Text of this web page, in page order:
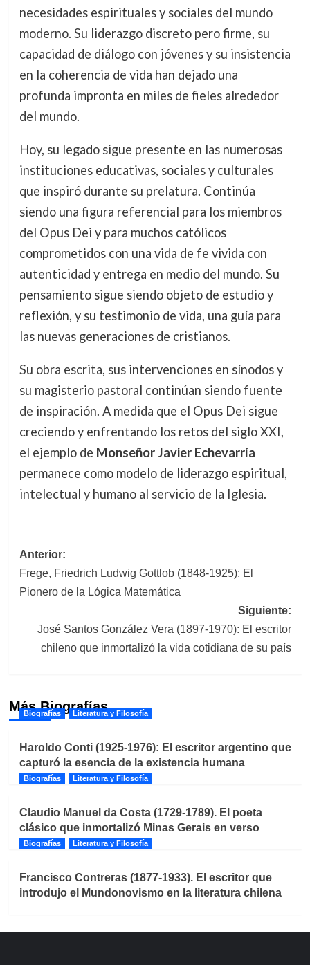
necesidades espirituales y sociales del mundo
moderno. Su liderazgo discreto pero firme, su
capacidad de diálogo con jóvenes y su insistencia
en la coherencia de vida han dejado una
profunda impronta en miles de fieles alrededor
del mundo.
Hoy, su legado sigue presente en las numerosas
instituciones educativas, sociales y culturales
que inspiró durante su prelatura. Continúa
siendo una figura referencial para los miembros
del Opus Dei y para muchos católicos
comprometidos con una vida de fe vivida con
autenticidad y entrega en medio del mundo. Su
pensamiento sigue siendo objeto de estudio y
reflexión, y su testimonio de vida, una guía para
las nuevas generaciones de cristianos.
Su obra escrita, sus intervenciones en sínodos y
su magisterio pastoral continúan siendo fuente
de inspiración. A medida que el Opus Dei sigue
creciendo y enfrentando los retos del siglo XXI,
el ejemplo de Monseñor Javier Echevarría
permanece como modelo de liderazgo espiritual,
intelectual y humano al servicio de la Iglesia.
Navegación
de
Anterior:
Frege, Friedrich Ludwig Gottlob (1848-1925): El
Pionero de la Lógica Matemática
Siguiente:
José Santos González Vera (1897-1970): El escritor
chileno que inmortalizó la vida cotidiana de su país
Más Biografías
Biografías Literatura y Filosofía
Haroldo Conti (1925-1976): El escritor argentino que
capturó la esencia de la existencia humana
Biografías Literatura y Filosofía
Claudio Manuel da Costa (1729-1789). El poeta
clásico que inmortalizó Minas Gerais en verso
Biografías Literatura y Filosofía
Francisco Contreras (1877-1933). El escritor que
introdujo el Mundonovismo en la literatura chilena